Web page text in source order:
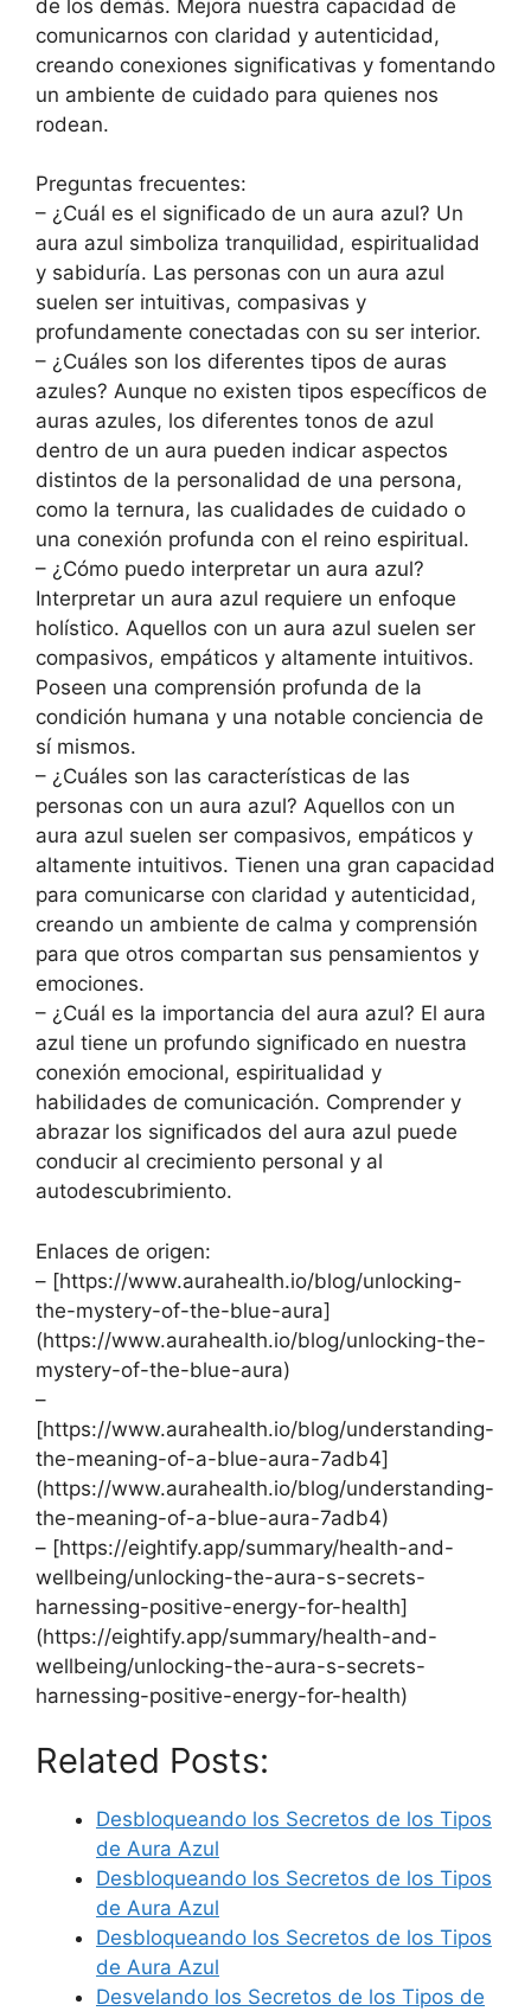
de los demás. Mejora nuestra capacidad de
comunicarnos con claridad y autenticidad,
creando conexiones significativas y fomentando
un ambiente de cuidado para quienes nos
rodean.
Preguntas frecuentes:
– ¿Cuál es el significado de un aura azul? Un
aura azul simboliza tranquilidad, espiritualidad
y sabiduría. Las personas con un aura azul
suelen ser intuitivas, compasivas y
profundamente conectadas con su ser interior.
– ¿Cuáles son los diferentes tipos de auras
azules? Aunque no existen tipos específicos de
auras azules, los diferentes tonos de azul
dentro de un aura pueden indicar aspectos
distintos de la personalidad de una persona,
como la ternura, las cualidades de cuidado o
una conexión profunda con el reino espiritual.
– ¿Cómo puedo interpretar un aura azul?
Interpretar un aura azul requiere un enfoque
holístico. Aquellos con un aura azul suelen ser
compasivos, empáticos y altamente intuitivos.
Poseen una comprensión profunda de la
condición humana y una notable conciencia de
sí mismos.
– ¿Cuáles son las características de las
personas con un aura azul? Aquellos con un
aura azul suelen ser compasivos, empáticos y
altamente intuitivos. Tienen una gran capacidad
para comunicarse con claridad y autenticidad,
creando un ambiente de calma y comprensión
para que otros compartan sus pensamientos y
emociones.
– ¿Cuál es la importancia del aura azul? El aura
azul tiene un profundo significado en nuestra
conexión emocional, espiritualidad y
habilidades de comunicación. Comprender y
abrazar los significados del aura azul puede
conducir al crecimiento personal y al
autodescubrimiento.
Enlaces de origen:
– [https://www.aurahealth.io/blog/unlocking-
the-mystery-of-the-blue-aura]
(https://www.aurahealth.io/blog/unlocking-the-
mystery-of-the-blue-aura)
–
[https://www.aurahealth.io/blog/understanding-
the-meaning-of-a-blue-aura-7adb4]
(https://www.aurahealth.io/blog/understanding-
the-meaning-of-a-blue-aura-7adb4)
– [https://eightify.app/summary/health-and-
wellbeing/unlocking-the-aura-s-secrets-
harnessing-positive-energy-for-health]
(https://eightify.app/summary/health-and-
wellbeing/unlocking-the-aura-s-secrets-
harnessing-positive-energy-for-health)
Related Posts:
Desbloqueando los Secretos de los Tipos
de Aura Azul
Desbloqueando los Secretos de los Tipos
de Aura Azul
Desbloqueando los Secretos de los Tipos
de Aura Azul
Desvelando los Secretos de los Tipos de